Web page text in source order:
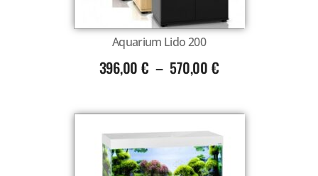
Aquarium Lido 200
396,00 € – 570,00 €